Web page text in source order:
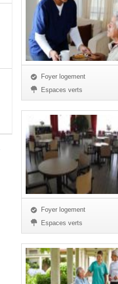
Foyer logement
Espaces verts
Foyer logement
Espaces verts